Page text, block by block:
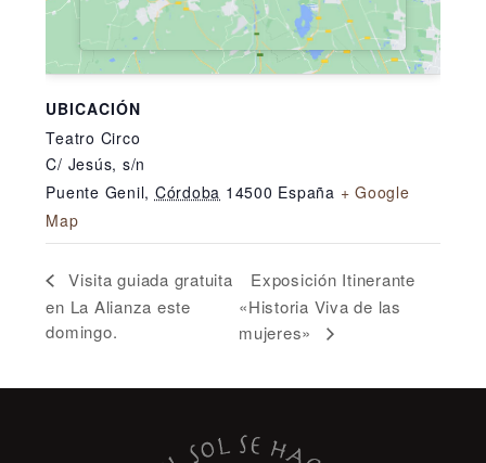
UBICACIÓN
Teatro Circo
C/ Jesús, s/n
Puente Genil, Córdoba 14500 España + Google
Map
Visita guiada gratuita
en La Alianza este
domingo.
Exposición Itinerante
«Historia Viva de las
mujeres»